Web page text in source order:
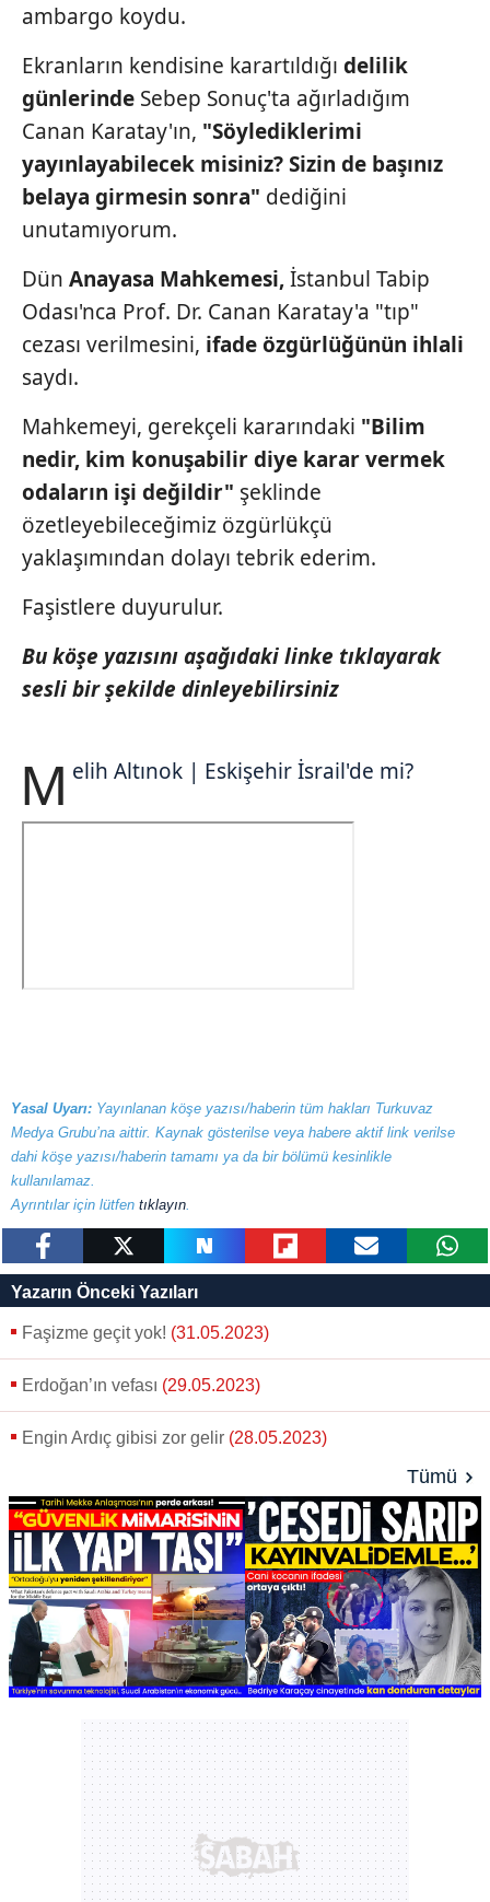
ambargo koydu.
Ekranların kendisine karartıldığı delilik
günlerinde Sebep Sonuç'ta ağırladığım
Canan Karatay'ın, "Söylediklerimi
yayınlayabilecek misiniz?Sizin de başınız
belaya girmesin sonra" dediğini
unutamıyorum.
Dün Anayasa Mahkemesi,İstanbul Tabip
Odası'nca Prof. Dr. Canan Karatay'a "tıp"
cezası verilmesini, ifadeözgürlüğünün ihlali
saydı.
Mahkemeyi, gerekçeli kararındaki "Bilim
nedir, kim konuşabilirdiye kararvermek
odaların işi değildir" şeklinde
özetleyebileceğimiz özgürlükçü
yaklaşımından dolayı tebrik ederim.
Faşistlere duyurulur.
Bu köşe yazısını aşağıdaki linke tıklayarak
sesli bir şekilde dinleyebilirsiniz
M elih Altınok | Eskişehir İsrail'de mi?
Yasal Uyarı: Yayınlanan köşe yazısı/haberin tüm hakları Turkuvaz
Medya Grubu’na aittir. Kaynak gösterilse veya habere aktif link verilse
dahi köşe yazısı/haberin tamamı ya da bir bölümü kesinlikle
kullanılamaz.
Ayrıntılar için lütfen tıklayın.
paylaş tweetle
Yazarın Önceki Yazıları
Faşizme geçit yok! (31.05.2023)
Erdoğan’ın vefası (29.05.2023)
Engin Ardıç gibisi zor gelir (28.05.2023)
Tümü